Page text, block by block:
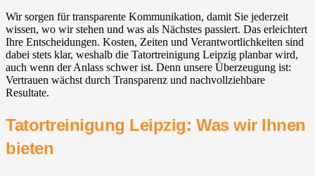
Wir sorgen für transparente Kommunikation, damit Sie jederzeit
wissen, wo wir stehen und was als Nächstes passiert. Das erleichtert
Ihre Entscheidungen. Kosten, Zeiten und Verantwortlichkeiten sind
dabei stets klar, weshalb die Tatortreinigung Leipzig planbar wird,
auch wenn der Anlass schwer ist. Denn unsere Überzeugung ist:
Vertrauen wächst durch Transparenz und nachvollziehbare
Resultate.
Tatortreinigung Leipzig: Was wir Ihnen
bieten